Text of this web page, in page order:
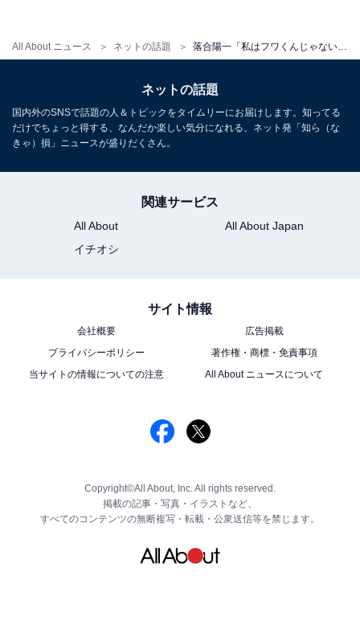
All About ニュース ネットの話題
ネットの話題
国内外のSNSで話題の人＆トピックをタイムリーにお届けします。知ってる
だけでちょっと得する、なんだか楽しい気分になれる、ネット発「知ら（な
きゃ）損」ニュースが盛りだくさん。
関連サービス
All About
All About Japan
イチオシ
サイト情報
会社概要
広告掲載
プライバシーポリシー
著作権・商標・免責事項
当サイトの情報についての注意
All About ニュースについて
Copyright©All About, Inc. All rights reserved.
掲載の記事・写真・イラストなど、
すべてのコンテンツの無断複写・転載・公衆送信等を禁じます。